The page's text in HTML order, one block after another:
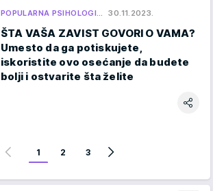
POPULARNA PSIHOLOGI… 30.11.2023.
ŠTA VAŠA ZAVIST GOVORI O VAMA?
Umesto da ga potiskujete,
iskoristite ovo osećanje da budete
bolji i ostvarite šta želite
1 2 3